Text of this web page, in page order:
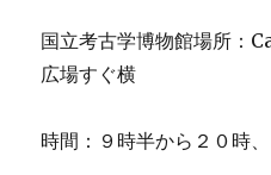
国立考古学博物館場所
広場すぐ横
時間：９時半から２０時